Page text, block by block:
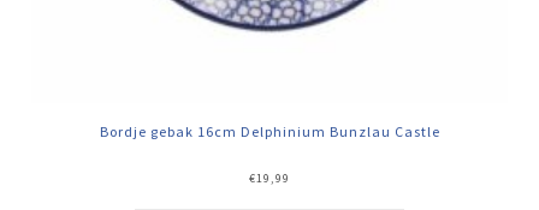
Bordje gebak 16cm Delphinium Bunzlau Castle
€19,99